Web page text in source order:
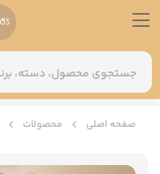
صفحه اصلی محصولات